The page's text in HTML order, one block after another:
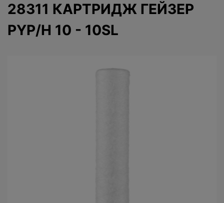
28311 КАРТРИДЖ ГЕЙЗЕР
PYP/H 10 - 10SL